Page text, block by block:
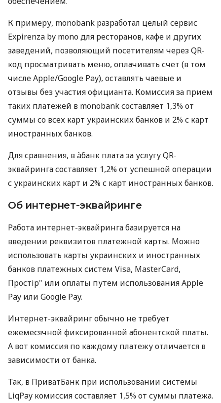
К примеру, monobank разработал целый сервис
Expirenza by mono для ресторанов, кафе и других
заведений, позволяющий посетителям через QR-
код просматривать меню, оплачивать счет (в том
числе Apple/Google Pay), оставлять чаевые и
отзывы без участия официанта. Комиссия за прием
таких платежей в monobank составляет 1,3% от
суммы со всех карт украинских банков и 2% с карт
иностранных банков.
Для сравнения, в àбанк плата за услугу QR-
эквайринга составляет 1,2% от успешной операции
с украинских карт и 2% с карт иностранных банков.
Об интернет-эквайринге
Работа интернет-эквайринга базируется на
введении реквизитов платежной карты. Можно
использовать карты украинских и иностранных
банков платежных систем Visa, MasterCard,
Простір" или оплаты путем использования Apple
Pay или Google Pay.
Интернет-эквайринг обычно не требует
ежемесячной фиксированной абонентской платы.
А вот комиссия по каждому платежу отличается в
зависимости от банка.
Так, в ПриватБанк при использовании системы
LiqPay комиссия составляет 1,5% от суммы платежа.